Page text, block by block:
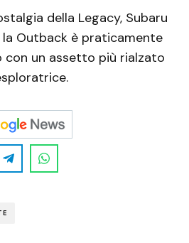
della Legacy, Subaru
la Outback è praticamente
con un assetto più rialzato